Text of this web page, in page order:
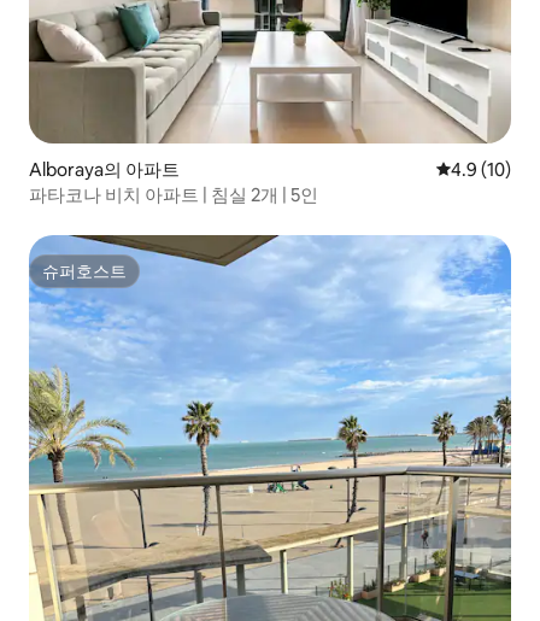
Alboraya의 아파트 평점 4.9점(5
4.9 (10)
파타코나 비치 아파트 | 침실 2개 | 5인
슈퍼호스트
슈퍼호스트